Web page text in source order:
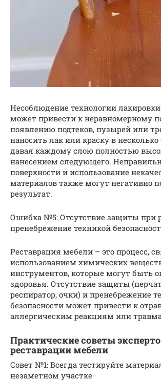
Несоблюдение технологии
может привести к неравномерному
появлению подтеков, пузырей или
наносить лак или краску в несколько
давая каждому слою полностью
нанесением следующего.
поверхности и использование
материалов также могут негативно
результат.
Ошибка №5: Отсутствие защиты при
пренебрежение техникой
Реставрация мебели – это процесс,
использованием химических
инструментов, которые могут быть
здоровья. Отсутствие защиты
респиратор, очки) и пренебрежение
безопасности может привести к
аллергическим реакциям или
Практические советы
реставрации мебели
Совет №1: Всегда тестируйте
незаметном участке